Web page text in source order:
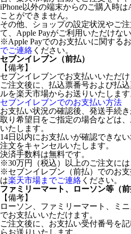
iPhone以外の端末からのご購入時は
ことができません。
その他、ショップの設定状況やご
て、Apple Payがご利用いただけな
※Apple Payでのお支払いに関する
でご連絡 ください。
セブンイレブン（前払）
【備考】
セブンイレブンでお支払いいただけ
ご注文後に、払込票番号および払
ルを楽天市場からお送りいたします
セブンイレブンでのお支払い方法
お支払い状況の確認後、発送手続
取り希望日をご指定の場合などは
いたします。
14日以内にお支払いが確認できな
注文をキャンセルいたします。
決済手数料は無料です。
※30万円（税込）以上のご注文には
※セブンイレブン（前払）でのお
は楽天市場までご連絡 ください。
ファミリーマート、ローソン等（前
【備考】
ローソン、ファミリーマート、ミ
でお支払いいただけます。
ご注文後に、お支払い受付番号を
らお送りいたします。